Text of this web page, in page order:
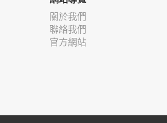
關於我們
聯絡我們
官方網站